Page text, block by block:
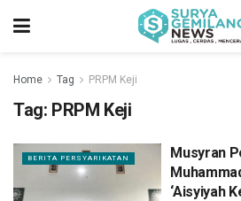
Home Tag PRPM Keji
Tag: PRPM Keji
BERITA PERSYARIKATAN
Musyran
‘Aisyiyah